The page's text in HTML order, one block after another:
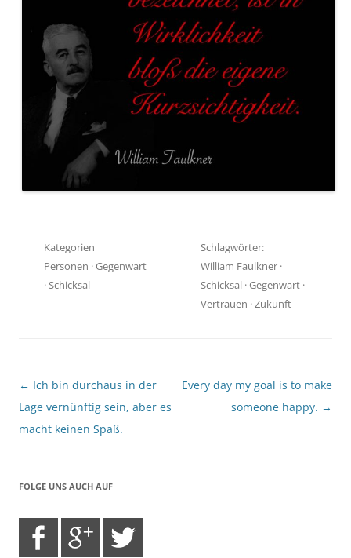
Kategorien
Personen ·Gegenwart
·Schicksal
Schlagwörter:
William Faulkner ·
Schicksal ·Gegenwart ·
Vertrauen ·Zukunft
Beitragsnavigation
← Ich bin durchaus in der
Lage vernünftig sein, aber es
macht keinen Spaß.
Every day my goal is to make
someone happy. →
FOLGE UNS AUCH AUF